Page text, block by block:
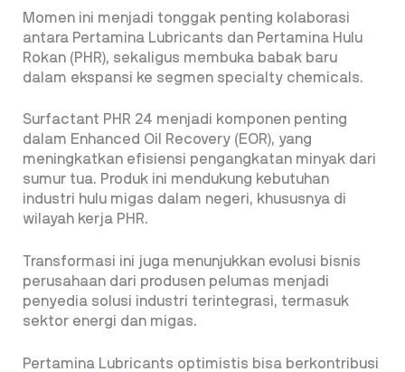
Momen ini menjadi tonggak penting kolaborasi
antara Pertamina Lubricants dan Pertamina Hulu
Rokan (PHR), sekaligus membuka babak baru
dalam ekspansi ke segmen specialty chemicals.
Surfactant PHR 24 menjadi komponen penting
dalam Enhanced Oil Recovery (EOR), yang
meningkatkan efisiensi pengangkatan minyak dari
sumur tua. Produk ini mendukung kebutuhan
industri hulu migas dalam negeri, khususnya di
wilayah kerja PHR.
Transformasi ini juga menunjukkan evolusi bisnis
perusahaan dari produsen pelumas menjadi
penyedia solusi industri terintegrasi, termasuk
sektor energi dan migas.
Pertamina Lubricants optimistis bisa berkontribusi